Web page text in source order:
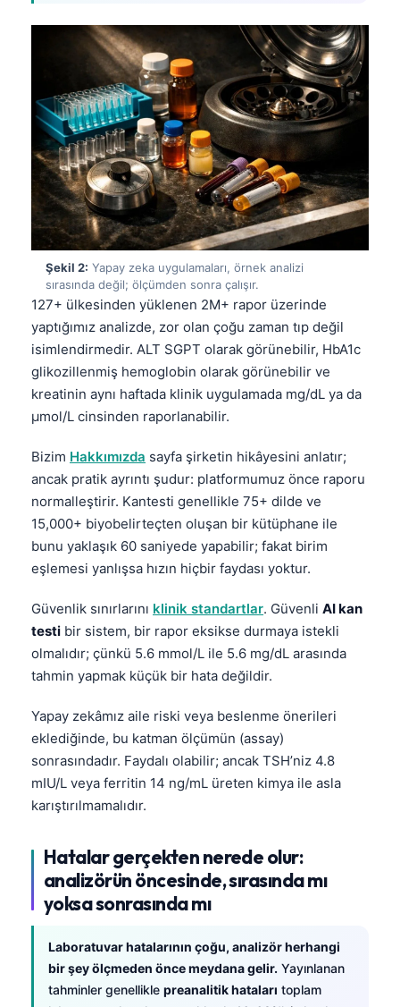
Şekil 2: Yapay zeka uygulamaları, örnek analizi
sırasında değil; ölçümden sonra çalışır.
127+ ülkesinden yüklenen 2M+ rapor üzerinde
yaptığımız analizde, zor olan çoğu zaman tıp değil
isimlendirmedir. ALT SGPT olarak görünebilir, HbA1c
glikozillenmiş hemoglobin olarak görünebilir ve
kreatinin aynı haftada klinik uygulamada mg/dL ya da
µmol/L cinsinden raporlanabilir.
Bizim Hakkımızda sayfa şirketin hikâyesini anlatır;
ancak pratik ayrıntı şudur: platformumuz önce raporu
normalleştirir. Kantesti genellikle 75+ dilde ve
15,000+ biyobelirteçten oluşan bir kütüphane ile
bunu yaklaşık 60 saniyede yapabilir; fakat birim
eşlemesi yanlışsa hızın hiçbir faydası yoktur.
Güvenlik sınırlarını klinik standartlar. Güvenli AI kan
testi bir sistem, bir rapor eksikse durmaya istekli
olmalıdır; çünkü 5.6 mmol/L ile 5.6 mg/dL arasında
tahmin yapmak küçük bir hata değildir.
Yapay zekâmız aile riski veya beslenme önerileri
eklediğinde, bu katman ölçümün (assay)
sonrasındadır. Faydalı olabilir; ancak TSH’niz 4.8
mIU/L veya ferritin 14 ng/mL üreten kimya ile asla
karıştırılmamalıdır.
Hatalar gerçekten nerede olur:
analizörün öncesinde, sırasında mı
yoksa sonrasında mı
Laboratuvar hatalarının çoğu, analizör herhangi
bir şey ölçmeden önce meydana gelir. Yayınlanan
tahminler genellikle preanalitik hataları toplam